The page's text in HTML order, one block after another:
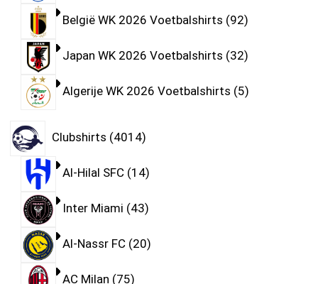
België WK 2026 Voetbalshirts 92
Japan WK 2026 Voetbalshirts 32
Algerije WK 2026 Voetbalshirts 5
Clubshirts 4014
Al-Hilal SFC 14
Inter Miami 43
Al-Nassr FC 20
AC Milan 75